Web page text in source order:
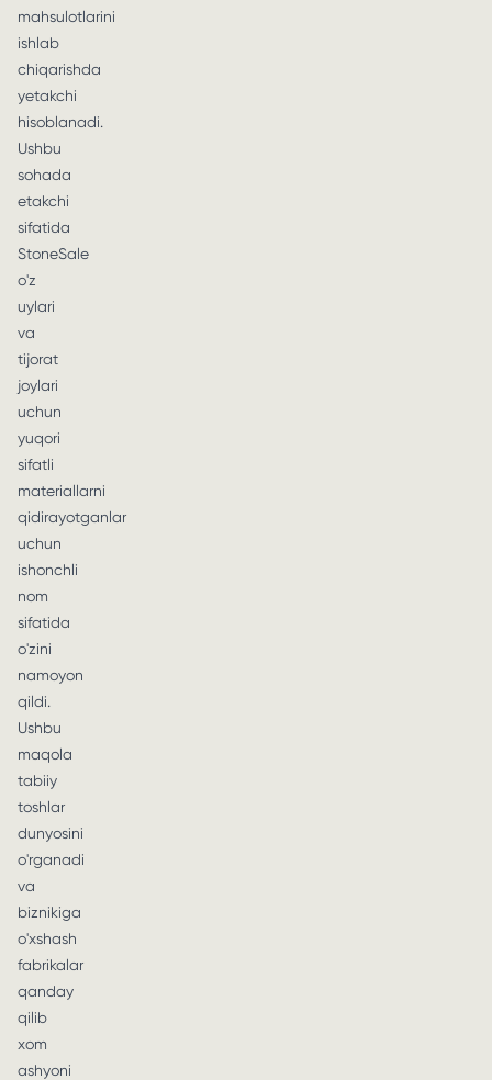
mahsulotlarini
ishlab
chiqarishda
yetakchi
hisoblanadi.
Ushbu
sohada
etakchi
sifatida
StoneSale
o'z
uylari
va
tijorat
joylari
uchun
yuqori
sifatli
materiallarni
qidirayotganlar
uchun
ishonchli
nom
sifatida
o'zini
namoyon
qildi.
Ushbu
maqola
tabiiy
toshlar
dunyosini
o'rganadi
va
biznikiga
o'xshash
fabrikalar
qanday
qilib
xom
ashyoni